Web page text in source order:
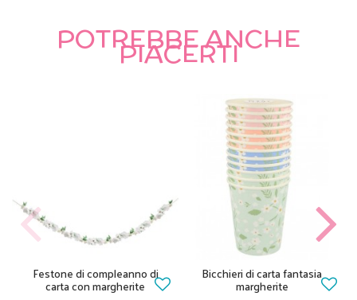
POTREBBE ANCHE
PIACERTI
Festone di compleanno di
carta con margherite
Bicchieri di carta fantasia
margherite